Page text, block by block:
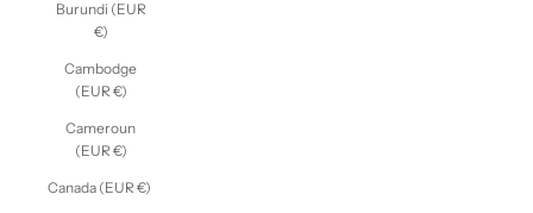
Burundi (EUR
€)
Cambodge
(EUR €)
Cameroun
(EUR €)
Canada (EUR €)